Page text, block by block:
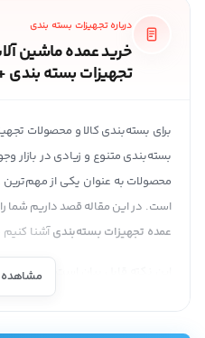
درباره تجهیزات بسته بندی
خرید عمده ماشین
تجهیزات بسته بندی
برای بسته‌بندی کالا و محصولات
بسته‌بندی متنوع و زیادی در بازار
محصولات به عنوان یکی از
است. در این مقاله قصد داریم شما را
عمده تجهیزات بسته‌بندیآشنا
این نکته قابل بیان است که هر
سبب کاهش جذابیت آن و هم چنین
مشاهده